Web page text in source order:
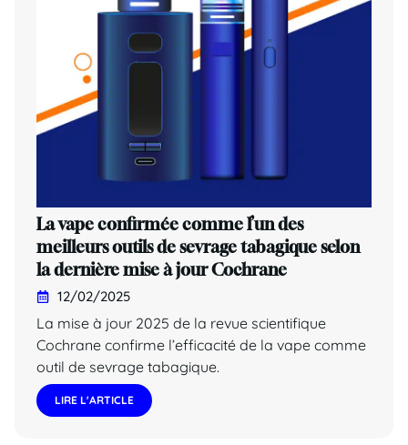
La vape confirmée comme l’un des
meilleurs outils de sevrage tabagique selon
la dernière mise à jour Cochrane
12/02/2025
La mise à jour 2025 de la revue scientifique
Cochrane confirme l’efficacité de la vape comme
outil de sevrage tabagique.
LIRE L'ARTICLE